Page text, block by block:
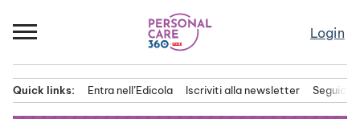
al
Login
principale
Quick links: Entra nell’Edicola Iscriviti alla newsletter Seguici